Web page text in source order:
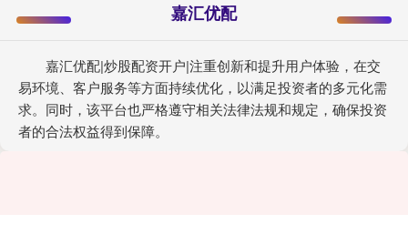
嘉汇优配
嘉汇优配|炒股配资开户|注重创新和提升用户体验，在交
易环境、客户服务等方面持续优化，以满足投资者的多元化需
求。同时，该平台也严格遵守相关法律法规和规定，确保投资
者的合法权益得到保障。